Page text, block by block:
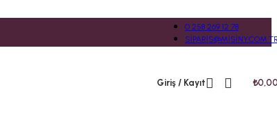
0 258 269 12 78
Giriş / Kayıt ₺